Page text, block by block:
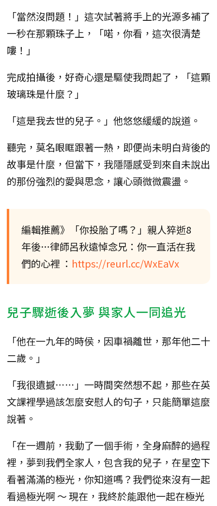
「當然沒問題！」這次試著將手上的光源多補了
一秒在那顆珠子上，「喏，你看，這次很清楚
嘍！」
完成拍攝後，好奇心還是驅使我問起了，「這顆
玻璃珠是什麼？」
「這是我去世的兒子。」他悠悠緩緩的說道。
聽完，莫名眼眶跟著一熱，即便尚未明白背後的
故事是什麼，但當下，我隱隱感受到來自未說出
的那份強烈的愛與思念，讓心頭微微震盪。
編輯推薦》「你投胎了嗎？」親人猝逝8
年後…律師呂秋遠悼念兄：你一直活在我
們的心裡 ： https://reurl.cc/WxEaVx
兒子驟逝後入夢 與家人一同追光
「他在一九年的時侯，因車禍離世，那年他二十
二歲。」
「我很遺撼⋯⋯」一時間突然想不起，那些在英
文課裡學過該怎麼安慰人的句子，只能簡單這麼
說著。
「在一週前，我動了一個手術，全身麻醉的過程
裡，夢到我們全家人，包含我的兒子，在星空下
看著滿滿的極光，你知道嗎？我們從來沒有一起
看過極光啊 ～ 現在，我終於能跟他一起在極光